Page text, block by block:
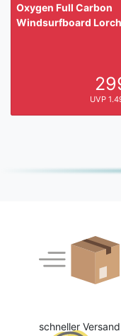
Oxygen Full Carbon
Windsurfboard Lorch
UVP
schneller Versand